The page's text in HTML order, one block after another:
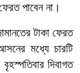
পাবেন না।
টাকা ফেরত
মধ্যে চারটি
দিবাগত